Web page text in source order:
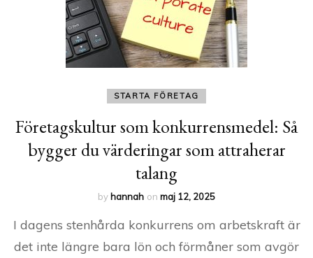
STARTA FÖRETAG
Företagskultur som konkurrensmedel: Så
bygger du värderingar som attraherar
talang
by hannah on maj 12, 2025
I dagens stenhårda konkurrens om arbetskraft är
det inte längre bara lön och förmåner som avgör